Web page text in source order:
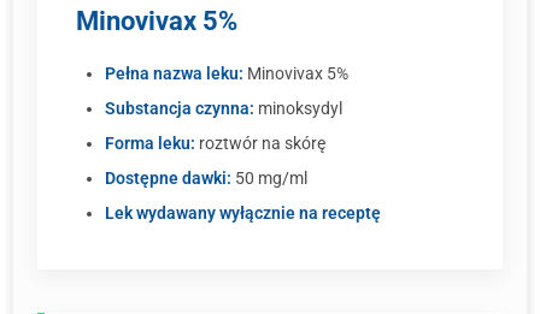
Minovivax 5%
Pełna nazwa leku: Minovivax 5%
Substancja czynna: minoksydyl
Forma leku: roztwór na skórę
Dostępne dawki: 50 mg/ml
Lek wydawany wyłącznie na receptę